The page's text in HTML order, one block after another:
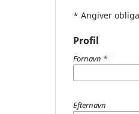
* Angiver
Profil
Fornavn *
Efternavn